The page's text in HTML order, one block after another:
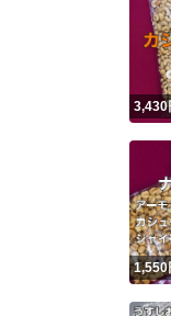
3,430
1,550